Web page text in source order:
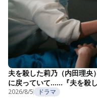
夫を殺した莉乃（内田理央
に戻っていて……『夫を殺
2026/8/5 ドラマ